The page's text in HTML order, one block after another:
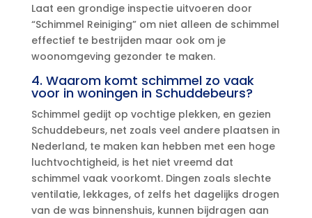
Laat een grondige inspectie uitvoeren door
“Schimmel Reiniging” om niet alleen de schimmel
effectief te bestrijden maar ook om je
woonomgeving gezonder te maken.​
4.​ Waarom komt schimmel zo vaak
voor in woningen in Schuddebeurs?
Schimmel gedijt op vochtige plekken, en gezien
Schuddebeurs, net zoals veel andere plaatsen in
Nederland, te maken kan hebben met een hoge
luchtvochtigheid, is het niet vreemd dat
schimmel vaak voorkomt.​ Dingen zoals slechte
ventilatie, lekkages, of zelfs het dagelijks drogen
van de was binnenshuis, kunnen bijdragen aan